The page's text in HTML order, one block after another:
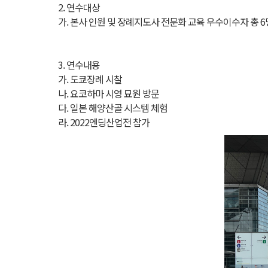
2. 연수대상
가. 본사 인원 및 장례지도사 전문화 교육 우수이수자 총 6
3. 연수내용
가. 도쿄장례 시찰
나. 요코하마 시영 묘원 방문
다. 일본 해양산골 시스템 체험
라. 2022엔딩산업전 참가